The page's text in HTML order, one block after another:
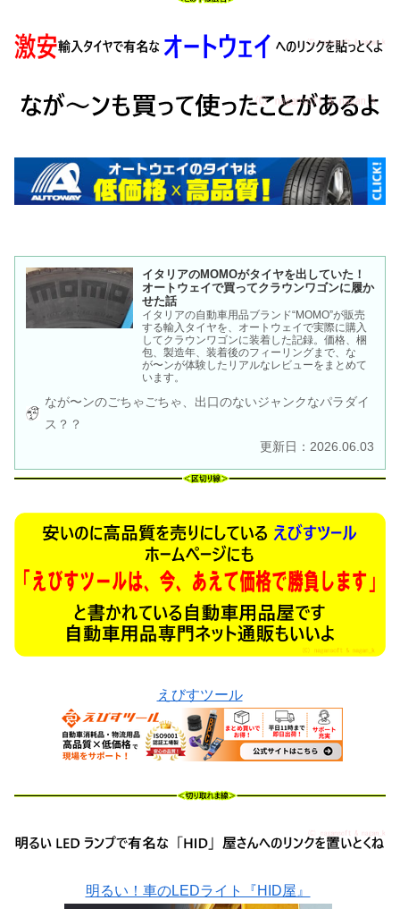
イタリアのMOMOがタイヤを出していた！
オートウェイで買ってクラウンワゴンに履か
せた話
イタリアの自動車用品ブランド“MOMO”が販売
する輸入タイヤを、オートウェイで実際に購入
してクラウンワゴンに装着した記録。価格、梱
包、製造年、装着後のフィーリングまで、な
が〜ンが体験したリアルなレビューをまとめて
います。
なが〜ンのごちゃごちゃ、出口のないジャンクなパラダイ
ス？？
更新日：2026.06.03
えびすツール
明るい！車のLEDライト『HID屋』